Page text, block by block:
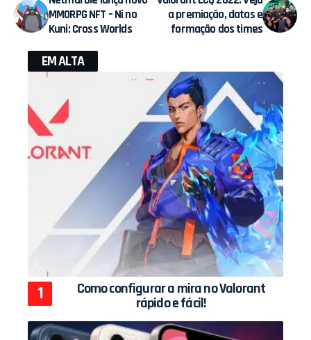
MMORPG NFT – Ni no
Kuni: Cross Worlds
a premiação, datas e
formação dos times
EM ALTA
Como configurar a mira no Valorant
rápido e fácil!